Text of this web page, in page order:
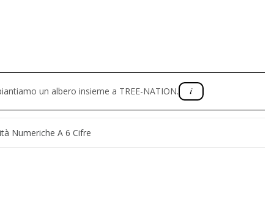
un albero insieme a TREE-NATION.
Numeriche A 6 Cifre